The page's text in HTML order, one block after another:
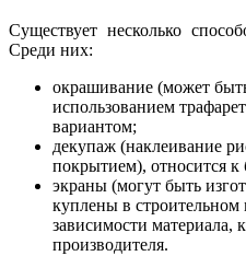
Существует несколько
Среди них:
окрашивание (может
использованием
вариантом;
декупаж (наклеивание
покрытием), относится
экраны (могут быть
куплены в строительном
зависимости материала,
производителя.